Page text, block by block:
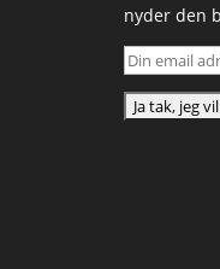
nyder den